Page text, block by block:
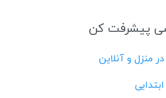
پیشرفت کن
منزل و آنلاین